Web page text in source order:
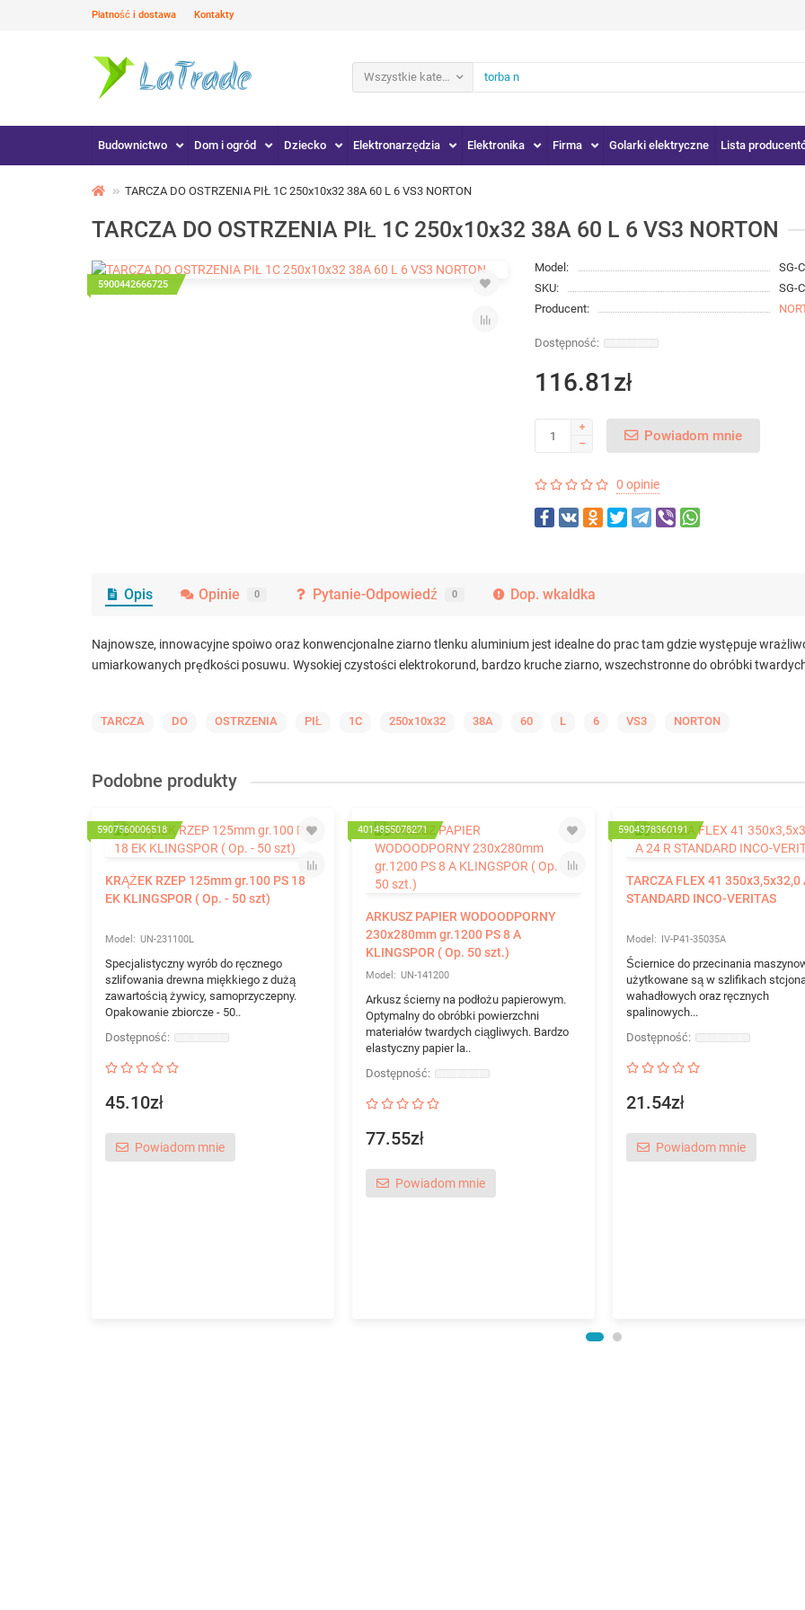
Płatność i dostawa Kontakty
Wszystkie kategorie
Budownictwo Dom i ogród Dziecko Elektronarzędzia Elektronika Firma Golarki elektryczne Lista
TARCZA DO OSTRZENIA PIŁ 1C 250x10x32 38A 60 L 6 VS3 NORTON
TARCZA DO OSTRZENIA PIŁ 1C 250x10x32 38A 60 L 6 VS3 NORTON
5900442666725
Model:
SG-
SKU:
SG-
Producent:
116.81zł
Powiadom mnie
0 opinie
Opis Opinie 0 Pytanie-Odpowiedź 0 Dop. wkaldka
Najnowsze, innowacyjne spoiwo oraz konwencjonalne ziarno tlenku aluminium jest idealne do prac tam gdzie występuje
umiarkowanych prędkości posuwu. Wysokiej czystości elektrokorund, bardzo kruche ziarno, wszechstronne do obróbki
TARCZA DO OSTRZENIA PIŁ 1C 250x10x32 38A 60 L 6 VS3 NORTON
Podobne produkty
5907560006518
KRĄŻEK RZEP 125mm gr.100 PS 18
EK KLINGSPOR ( Op. - 50 szt)
UN-231100L
Specjalistyczny wyrób do ręcznego
szlifowania drewna miękkiego z dużą
zawartością żywicy, samoprzyczepny.
Opakowanie zbiorcze - 50..
45.10zł
Powiadom mnie
4014855078271
ARKUSZ PAPIER WODOODPORNY
230x280mm gr.1200 PS 8 A
KLINGSPOR ( Op. 50 szt.)
UN-141200
Arkusz ścierny na podłożu papierowym.
Optymalny do obróbki powierzchni
materiałów twardych ciągliwych. Bardzo
elastyczny papier la..
77.55zł
Powiadom mnie
5904378360191
TARCZA FLEX 41 350x3,5x32,0
STANDARD INCO-VERITAS
IV-P41-35035A
Ściernice do przecinania
użytkowane są w szlifikach
wahadłowych oraz ręcznych
spalinowych...
21.54zł
Powiadom mnie